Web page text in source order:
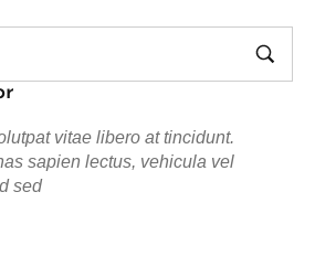
vitae libero at tincidunt.
sapien lectus, vehicula vel
sed